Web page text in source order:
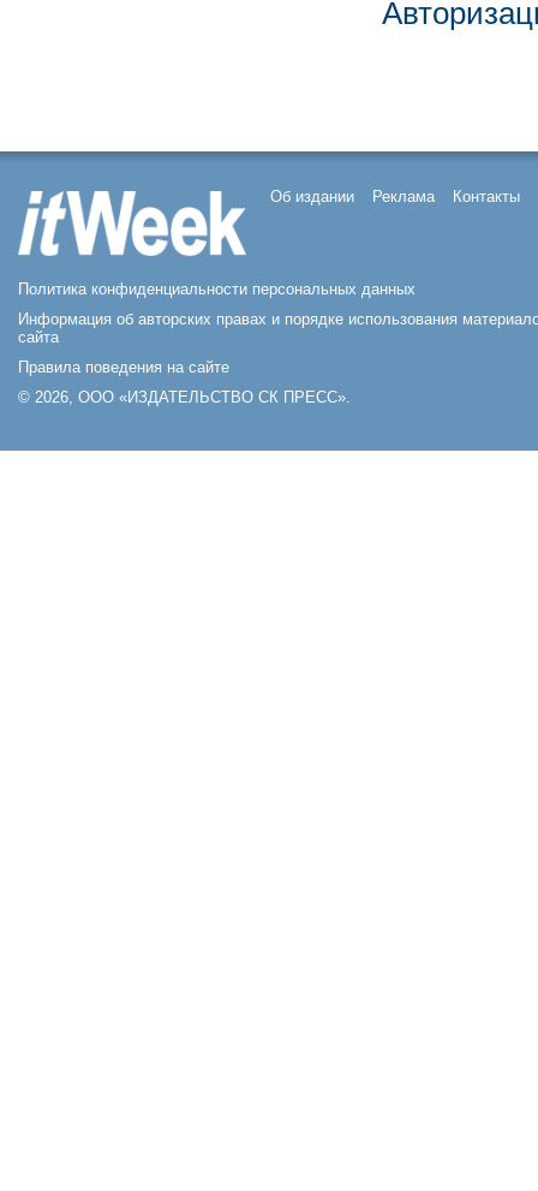
Об издании Реклама Контакты
Политика конфиденциальности персональных данных
Информация об авторских правах и порядке использования
сайта
Правила поведения на сайте
© 2026, ООО «ИЗДАТЕЛЬСТВО СК ПРЕСС».